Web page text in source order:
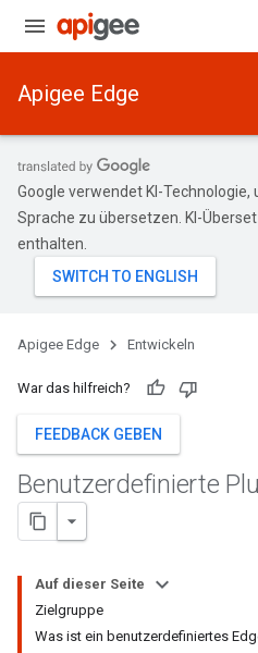
Apigee Edge
Google verwendet KI-
Sprache zu übersetzen. KI-
enthalten.
Apigee Edge Entwickeln
War das hilfreich?
FEEDBACK GEBEN
Benutzerdefinierte
Auf dieser Seite
Zielgruppe
Was ist ein benutzerdefiniertes